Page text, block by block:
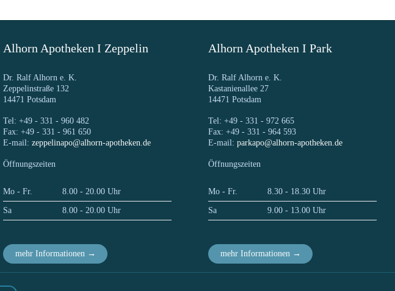
Alhorn Apotheken I Zeppelin
Dr. Ralf Alhorn e. K.
Zeppelinstraße 132
14471 Potsdam
Tel: +49 - 331 - 960 482
Fax: +49 - 331 - 961 650
E-mail: zeppelinapo@alhorn-apotheken.de
Öffnungszeiten
Mo - Fr. 8.00 - 20.00 Uhr
Sa 8.00 - 20.00 Uhr
mehr Informationen →
Alhorn Apotheken I Park
Dr. Ralf Alhorn e. K.
Kastanienallee 27
14471 Potsdam
Tel: +49 - 331 - 972 665
Fax: +49 - 331 - 964 593
E-mail: parkapo@alhorn-apotheken.de
Öffnungszeiten
Mo - Fr. 8.30 - 18.30 Uhr
Sa 9.00 - 13.00 Uhr
mehr Informationen →